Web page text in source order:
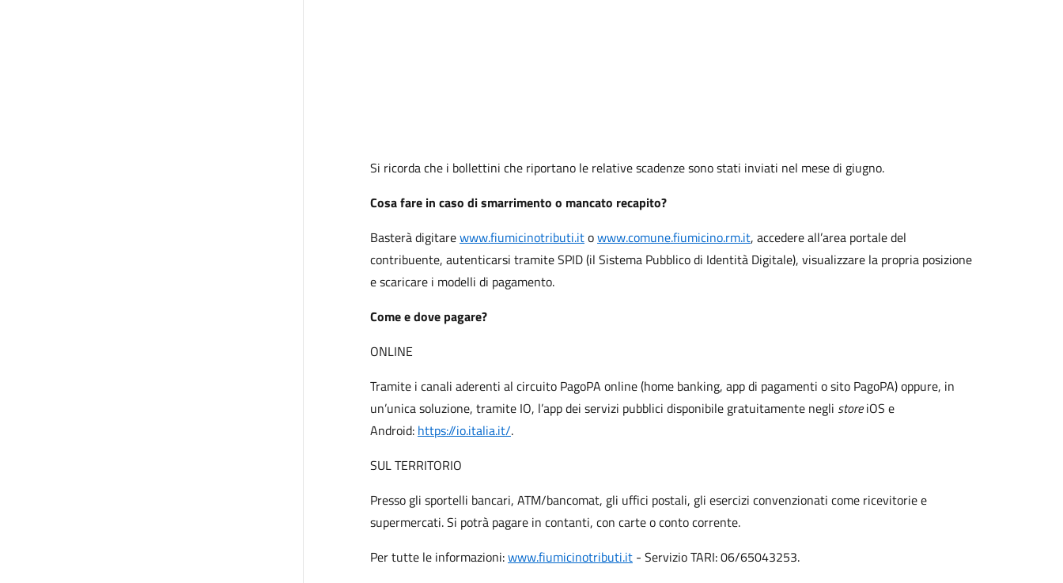
Si ricorda che i bollettini che riportano le relative scadenze sono stati inviati nel mese di giugno.
Cosa fare in caso di smarrimento o mancato recapito?
Basterà digitarewww.fiumicinotributi.itowww.comune.fiumicino.rm.it, accedere all’area portale del
contribuente, autenticarsi tramite SPID (il Sistema Pubblico di Identità Digitale), visualizzare la propria posizione
e scaricare i modelli di pagamento.
Come e dove pagare?
ONLINE
Tramite i canali aderenti al circuito PagoPA online (home banking, app di pagamenti o sito PagoPA) oppure, in
un’unica soluzione, tramite IO, l’app dei servizi pubblici disponibile gratuitamente negli storeiOS e
Android: https://io.italia.it/.
SUL TERRITORIO
Presso gli sportelli bancari, ATM/bancomat, gli uffici postali, gli esercizi convenzionati come ricevitorie e
supermercati. Si potrà pagare in contanti, con carte o conto corrente.
Per tutte le informazioni:www.fiumicinotributi.it- Servizio TARI: 06/65043253.